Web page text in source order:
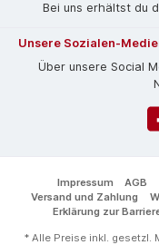
Bei uns erhältst du
Unsere Sozialen-
Über unsere Social
Impressum AGB
Versand und Zahlung
Erklärung zur
* Alle Preise inkl. gesetzl.